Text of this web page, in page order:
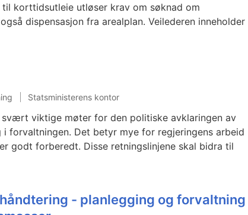
korttidsutleie utløser krav om søknad om
dispensasjon fra arealplan. Veilederen inneholder
Statsministerens kontor
svært viktige møter for den politiske avklaringen av
i forvaltningen. Det betyr mye for regjering­ens arbeid
godt forberedt. Disse retningslinjene skal bidra til
- planlegging og forvaltning